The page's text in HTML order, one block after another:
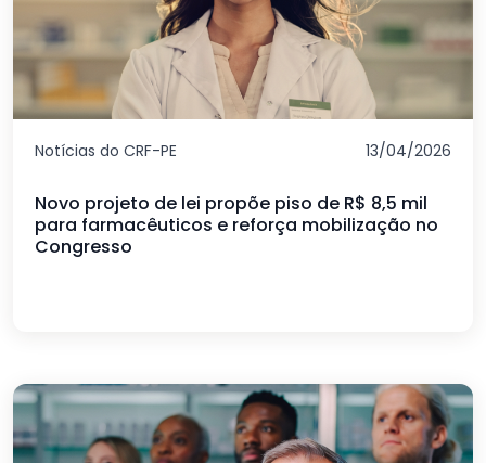
Notícias do CRF-PE 13/04/2026
Novo projeto de lei propõe piso de R$ 8,5 mil
para farmacêuticos e reforça mobilização no
Congresso